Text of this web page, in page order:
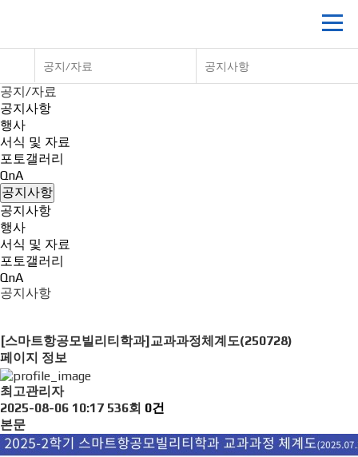
공지/자료 공지사항
공지/자료
공지사항
행사
서식 및 자료
포토갤러리
QnA
공지사항
공지사항
행사
서식 및 자료
포토갤러리
QnA
공지사항
[스마트항공모빌리티학과]교과과정체계도(250728)
페이지 정보
최고관리자
2025-08-06 10:17 536회 0건
본문